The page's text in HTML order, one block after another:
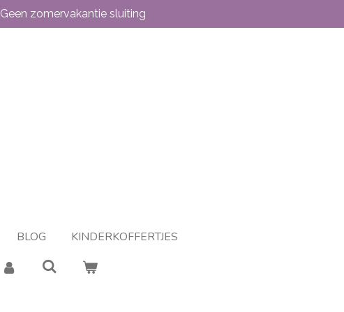
Geen zomervakantie sluiting
BLOG
KINDERKOFFERTJES